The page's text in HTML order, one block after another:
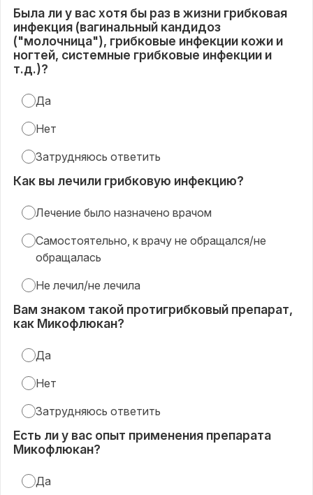
Была ли у вас хотя бы раз в жизни грибковая
инфекция (вагинальный кандидоз
("молочница"), грибковые инфекции кожи и
ногтей, системные грибковые инфекции и
т.д.)?
Да
Нет
Затрудняюсь ответить
Как вы лечили грибковую инфекцию?
Лечение было назначено врачом
Самостоятельно, к врачу не обращался/не
обращалась
Не лечил/не лечила
Вам знаком такой протигрибковый препарат,
как Микофлюкан?
Да
Нет
Затрудняюсь ответить
Есть ли у вас опыт применения препарата
Микофлюкан?
Да